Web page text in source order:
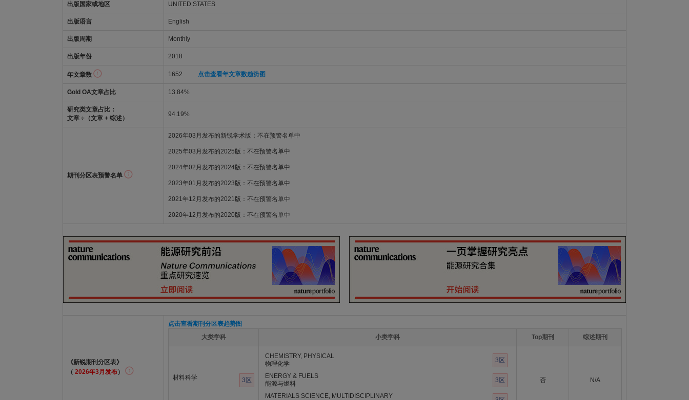
出版国家或地区 UNITED STATES
出版语言 English
出版周期 Monthly
出版年份 2018
年文章数 1652 点击查看年文章数趋势图
Gold OA文章占比 13.84%
研究类文章占比：
文章 ÷（文章 + 综述）
94.19%
期刊分区表预警名单
2026年03月发布的新锐学术版：不在预警名单中
2025年03月发布的2025版：不在预警名单中
2024年02月发布的2024版：不在预警名单中
2023年01月发布的2023版：不在预警名单中
2021年12月发布的2021版：不在预警名单中
2020年12月发布的2020版：不在预警名单中
《新锐期刊分区表》
（ 2026年3月发布）
点击查看期刊分区表趋势图
大类学科
小类学科 Top期刊 综述期刊
材料科学 3区
CHEMISTRY, PHYSICAL
物理化学
3区
ENERGY & FUELS
能源与燃料
3区
MATERIALS SCIENCE, MULTIDISCIPLINARY
否 N/A